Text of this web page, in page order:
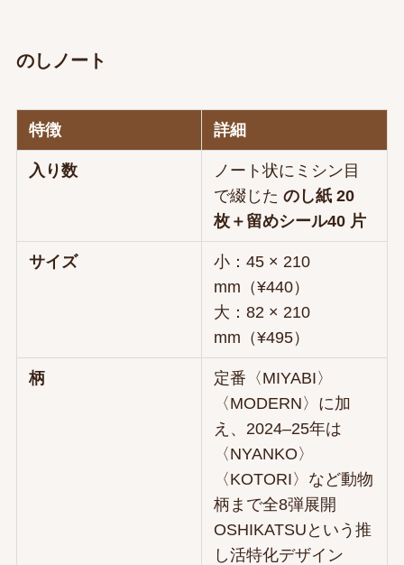
のしノート
特徴 詳細
入り数
ノート状にミシン目
で綴じたのし紙 20
枚＋留めシール40 片
サイズ
小：45 × 210
mm（¥440）
大：82 × 210
mm（¥495）
柄
定番〈MIYABI〉
〈MODERN〉に加
え、2024–25年は
〈NYANKO〉
〈KOTORI〉など動物
柄まで全8弾展開
OSHIKATSUという推
し活特化デザイン